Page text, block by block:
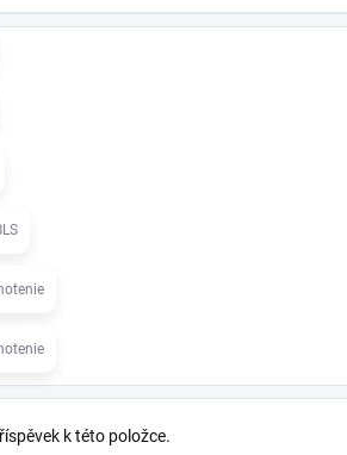
k této položce.